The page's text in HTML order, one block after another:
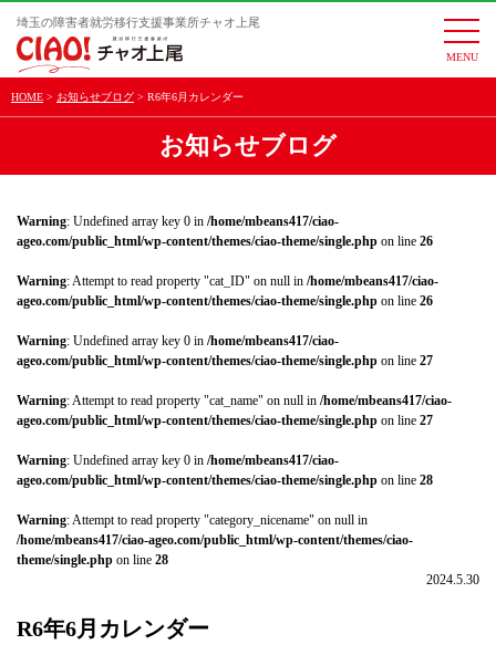
埼玉の障害者就労移行支援事業所チャオ上尾
HOME お知らせブログ R6年6月カレンダー
お知らせブログ
Warning: Undefined array key 0 in /home/mbeans417/ciao-
ageo.com/public_html/wp-content/themes/ciao-theme/single.php on line 26
Warning: Attempt to read property "cat_ID" on null in /home/mbeans417/ciao-
ageo.com/public_html/wp-content/themes/ciao-theme/single.php on line 26
Warning: Undefined array key 0 in /home/mbeans417/ciao-
ageo.com/public_html/wp-content/themes/ciao-theme/single.php on line 27
Warning: Attempt to read property "cat_name" on null in /home/mbeans417/ciao-
ageo.com/public_html/wp-content/themes/ciao-theme/single.php on line 27
Warning: Undefined array key 0 in /home/mbeans417/ciao-
ageo.com/public_html/wp-content/themes/ciao-theme/single.php on line 28
Warning: Attempt to read property "category_nicename" on null in
/home/mbeans417/ciao-ageo.com/public_html/wp-content/themes/ciao-
theme/single.php on line 28
2024.5.30
R6年6月カレンダー